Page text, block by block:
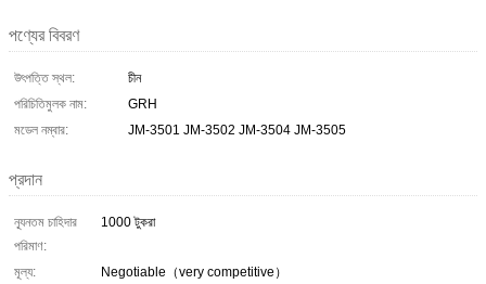
পণ্যের বিবরণ
উৎপত্তি স্থল:
চীন
পরিচিতিমুলক নাম:
GRH
মডেল নম্বার:
JM-3501 JM-3502 JM-3504 JM-3505
প্রদান
ন্যূনতম চাহিদার
পরিমাণ:
1000 টুকরা
মূল্য:
Negotiable（very competitive）